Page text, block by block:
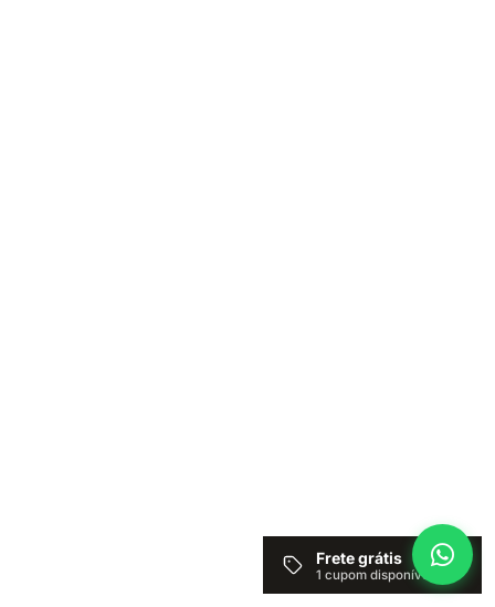
Frete grátis
1 cupom disponível